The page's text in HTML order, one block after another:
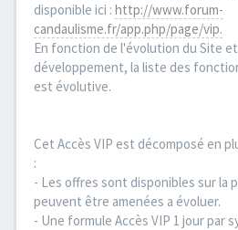
disponible ici : http://www.forum-
candaulisme.fr/app.php/page/vip.
En fonction de l'évolution du Site
développement, la liste des
est évolutive.
Cet Accès VIP est décomposé en
:
- Les offres sont disponibles sur la
peuvent être amenées a évoluer.
- Une formule Accès VIP 1 jour par